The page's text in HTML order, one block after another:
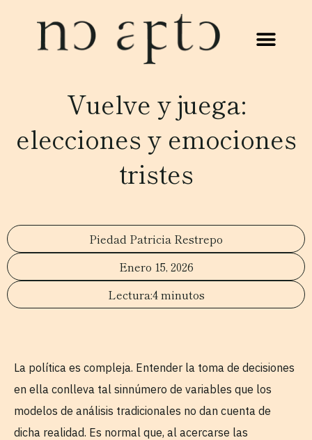
Vuelve y juega:
elecciones y emociones
tristes
Piedad Patricia Restrepo
Enero 15, 2026
4 minutos
La política es compleja. Entender la toma de decisiones
en ella conlleva tal sinnúmero de variables que los
modelos de análisis tradicionales no dan cuenta de
dicha realidad. Es normal que, al acercarse las